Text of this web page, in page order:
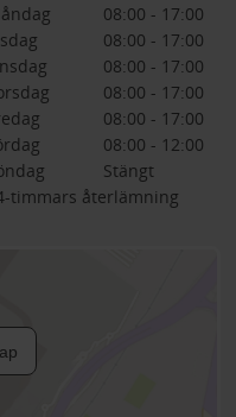
08:00 - 17:00
08:00 - 17:00
08:00 - 17:00
08:00 - 17:00
08:00 - 17:00
08:00 - 12:00
Stängt
timmars återlämning